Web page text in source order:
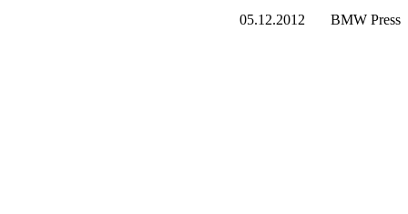
05.12.2012 BMW Press